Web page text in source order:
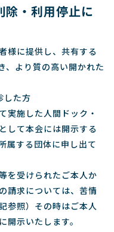
除・利用停止に
様に提供し、共有する
、より質の高い開かれた
した方
実施した人間ドック・
して本会には開示する
属する団体に申し出て
を受けられたご本人か
請求については、苦情
参照）その時はご本人
開示いたします。